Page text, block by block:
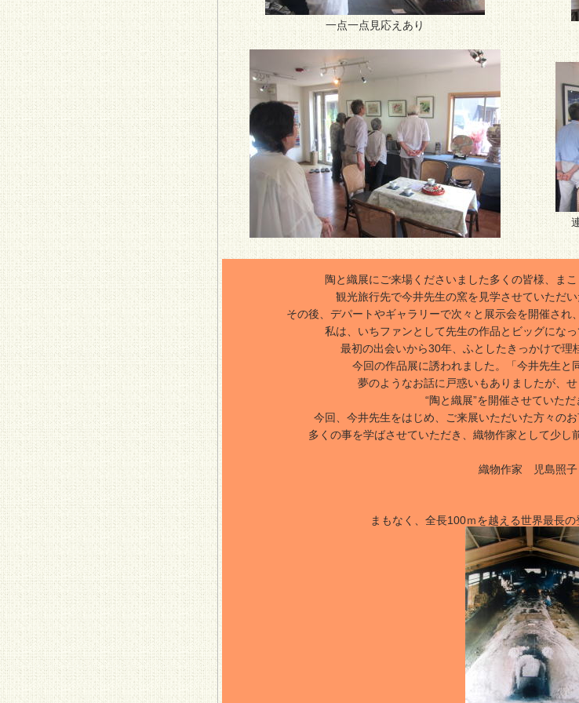
一点一点見応えあり
陶と織展にご来場くださいました多くの皆様、ま
観光旅行先で今井先生の窯を見学させていただい
その後、デパートやギャラリーで次々と展示会を開催され
私は、いちファンとして先生の作品とビッグにな
最初の出会いから30年、ふとしたきっかけで理
今回の作品展に誘われました。「今井先生と
夢のようなお話に戸惑いもありましたが、せ
“陶と織展”を開催させていただ
今回、今井先生をはじめ、ご来展いただいた方々の
多くの事を学ばさせていただき、織物作家として少し
織物作家 児島照子
まもなく、全長100ｍを越える世界最長の